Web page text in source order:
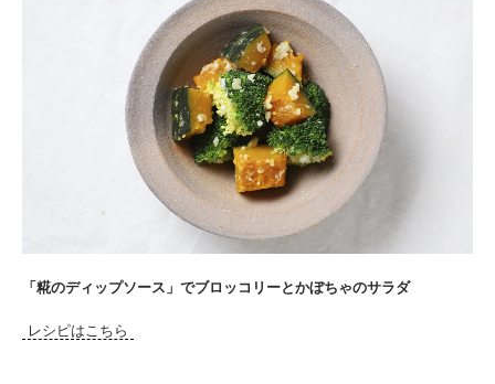
「糀のディップソース」でブロッコリーとかぼちゃのサラダ
レシピはこちら